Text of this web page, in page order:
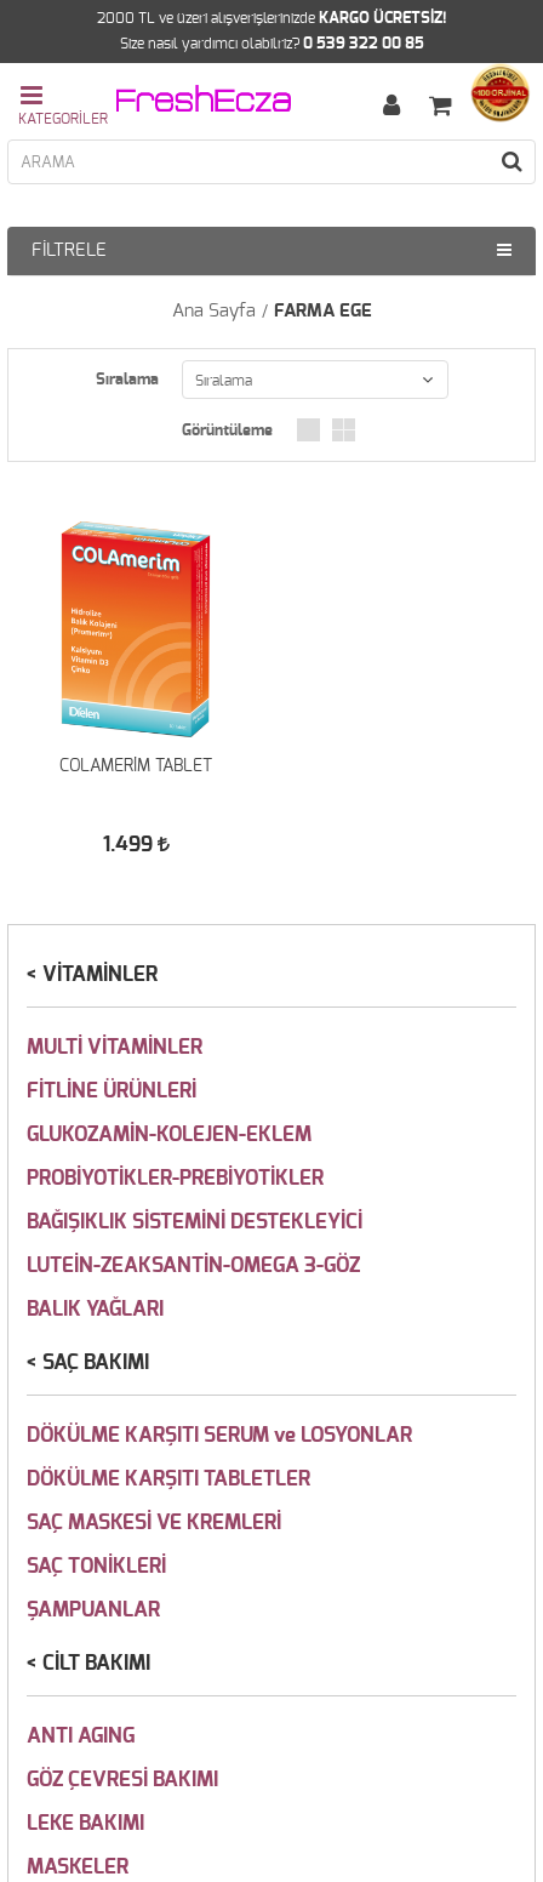
2000 TL ve üzeri alışverişlerinizde KARGO ÜCRETSİZ!
Size nasıl yardımcı olabilriz? 0 539 322 00 85
FILTRELE
Ana Sayfa FARMA EGE
Sıralama
COLAMERİM TABLET
1.499
VİTAMİNLER
MULTİ VİTAMİNLER
FİTLİNE ÜRÜNLERİ
GLUKOZAMİN-KOLEJEN-EKLEM
PROBİYOTİKLER-PREBİYOTİKLER
BAĞIŞIKLIK SİSTEMİNİ DESTEKLEYİCİ
LUTEİN-ZEAKSANTİN-OMEGA 3-GÖZ
BALIK YAĞLARI
SAÇ BAKIMI
DÖKÜLME KARŞITI SERUM ve LOSYONLAR
DÖKÜLME KARŞITI TABLETLER
SAÇ MASKESİ VE KREMLERİ
SAÇ TONİKLERİ
ŞAMPUANLAR
CİLT BAKIMI
ANTI AGING
GÖZ ÇEVRESİ BAKIMI
LEKE BAKIMI
MASKELER